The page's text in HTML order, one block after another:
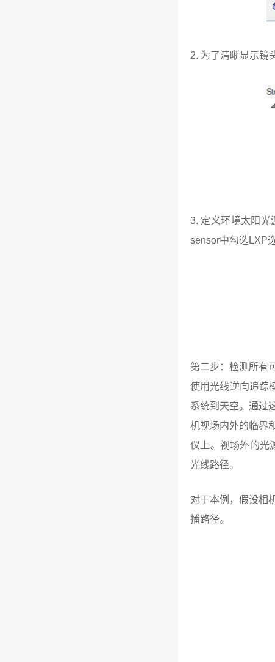
2. 为了清晰显示镜
3. 定义环境太阳光
sensor中勾选LXP
第二步：检测所有
使用光线逆向追踪
系统到天空。通过
机视场内外的临界
仪上。视场外的光
光线路径。
对于本例，假设相
播路径。